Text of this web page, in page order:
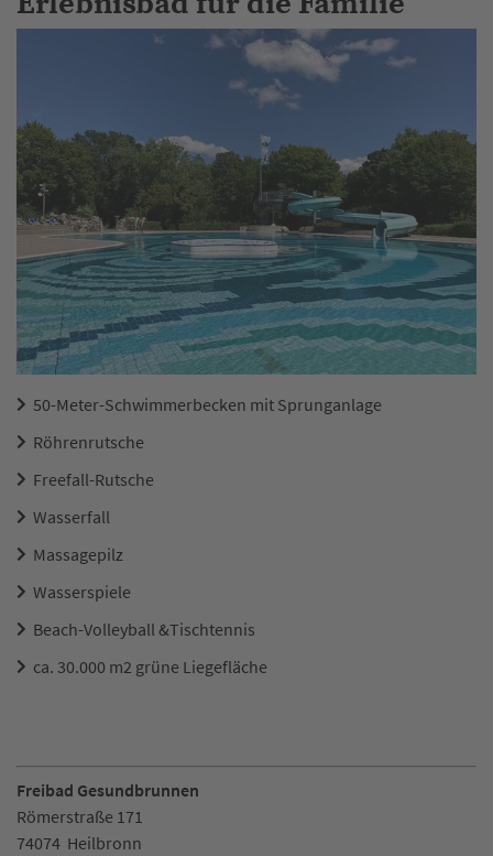
50-Meter-Schwimmerbecken mit Sprunganlage
Röhrenrutsche
Freefall-Rutsche
Wasserfall
Massagepilz
Wasserspiele
Beach-Volleyball &Tischtennis
ca. 30.000 m2 grüne Liegefläche
Freibad Gesundbrunnen
Römerstraße 171
74074 Heilbronn